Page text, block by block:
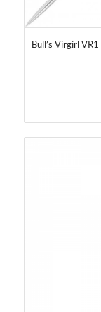
Bull’s Virgirl